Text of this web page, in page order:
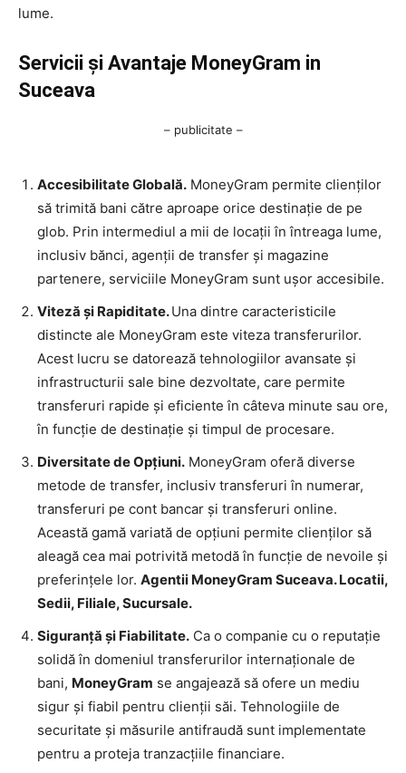
lume.
Servicii și Avantaje MoneyGram in
Suceava
– publicitate –
Accesibilitate Globală. MoneyGram permite clienților
să trimită bani către aproape orice destinație de pe
glob. Prin intermediul a mii de locații în întreaga lume,
inclusiv bănci, agenții de transfer și magazine
partenere, serviciile MoneyGram sunt ușor accesibile.
Viteză și Rapiditate.Una dintre caracteristicile
distincte ale MoneyGram este viteza transferurilor.
Acest lucru se datorează tehnologiilor avansate și
infrastructurii sale bine dezvoltate, care permite
transferuri rapide și eficiente în câteva minute sau ore,
în funcție de destinație și timpul de procesare.
Diversitate de Opțiuni. MoneyGram oferă diverse
metode de transfer, inclusiv transferuri în numerar,
transferuri pe cont bancar și transferuri online.
Această gamă variată de opțiuni permite clienților să
aleagă cea mai potrivită metodă în funcție de nevoile și
preferințele lor. Agentii MoneyGram Suceava. Locatii,
Sedii, Filiale, Sucursale.
Siguranță și Fiabilitate. Ca o companie cu o reputație
solidă în domeniul transferurilor internaționale de
bani, MoneyGram se angajează să ofere un mediu
sigur și fiabil pentru clienții săi. Tehnologiile de
securitate și măsurile antifraudă sunt implementate
pentru a proteja tranzacțiile financiare.